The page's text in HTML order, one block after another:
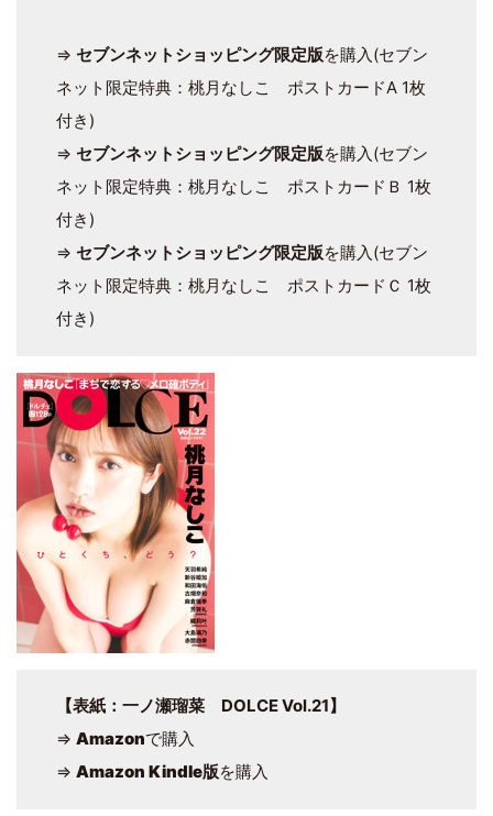
⇒ セブンネットショッピング限定版を購入(セブン
ネット限定特典：桃月なしこ ポストカードA 1枚
付き)
⇒ セブンネットショッピング限定版を購入(セブン
ネット限定特典：桃月なしこ ポストカードＢ 1枚
付き)
⇒ セブンネットショッピング限定版を購入(セブン
ネット限定特典：桃月なしこ ポストカードＣ 1枚
付き)
【表紙：一ノ瀬瑠菜 DOLCE Vol.21】
⇒ Amazonで購入
⇒ Amazon Kindle版を購入